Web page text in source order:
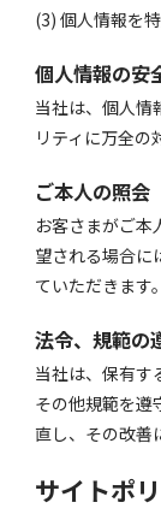
(3) 個人情報を
個人情報の安
当社は、個人情
リティに万全の
ご本人の照会
お客さまがご本
望される場合に
ていただきます。
法令、規範の
当社は、保有す
その他規範を遵
直し、その改善
サイトポ